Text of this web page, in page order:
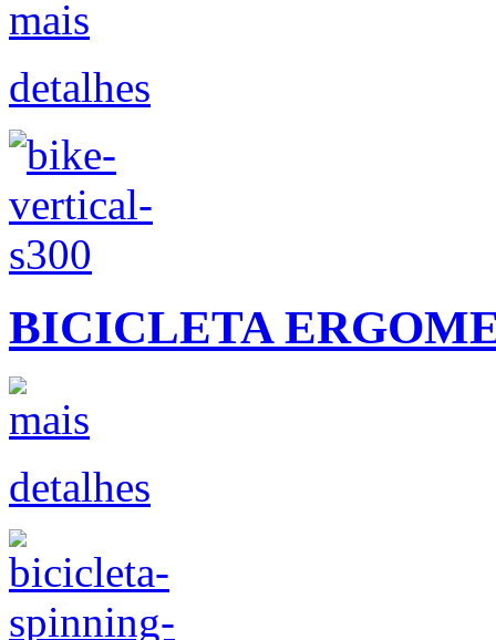
detalhes
BICICLETA
detalhes